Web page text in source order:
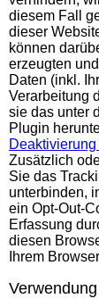
diesem Fall
dieser
können
erzeugten
Daten (inkl.
Verarbeitung
sie das unter
Plugin
Zusätzlich
Sie das
unterbinden,
ein Opt-Out-
Erfassung
diesen
Ihrem